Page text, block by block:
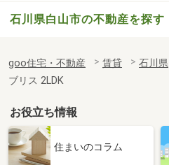
石川県白山市の不動産を探す
goo住宅・不動産 賃貸 石川県
ブリス 2LDK
お役立ち情報
住まいのコラム